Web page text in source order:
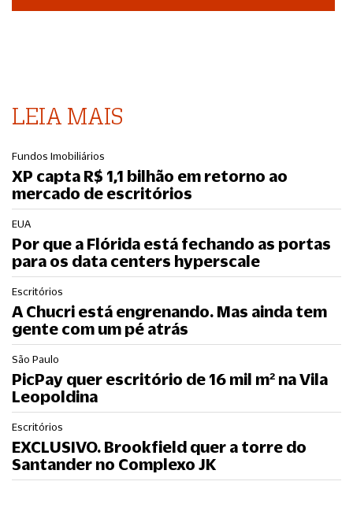
LEIA MAIS
Fundos Imobiliários
XP capta R$ 1,1 bilhão em retorno ao
mercado de escritórios
EUA
Por que a Flórida está fechando as portas
para os data centers hyperscale
Escritórios
A Chucri está engrenando. Mas ainda tem
gente com um pé atrás
São Paulo
PicPay quer escritório de 16 mil m² na Vila
Leopoldina
Escritórios
EXCLUSIVO. Brookfield quer a torre do
Santander no Complexo JK